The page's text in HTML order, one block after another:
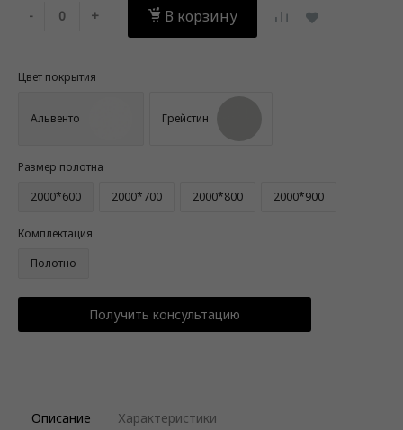
- + В корзину
Цвет покрытия
Альвенто Грейстин
Размер полотна
2000*600
2000*700 2000*800 2000*900
Комплектация
Полотно
Получить консультацию
Описание Характеристики